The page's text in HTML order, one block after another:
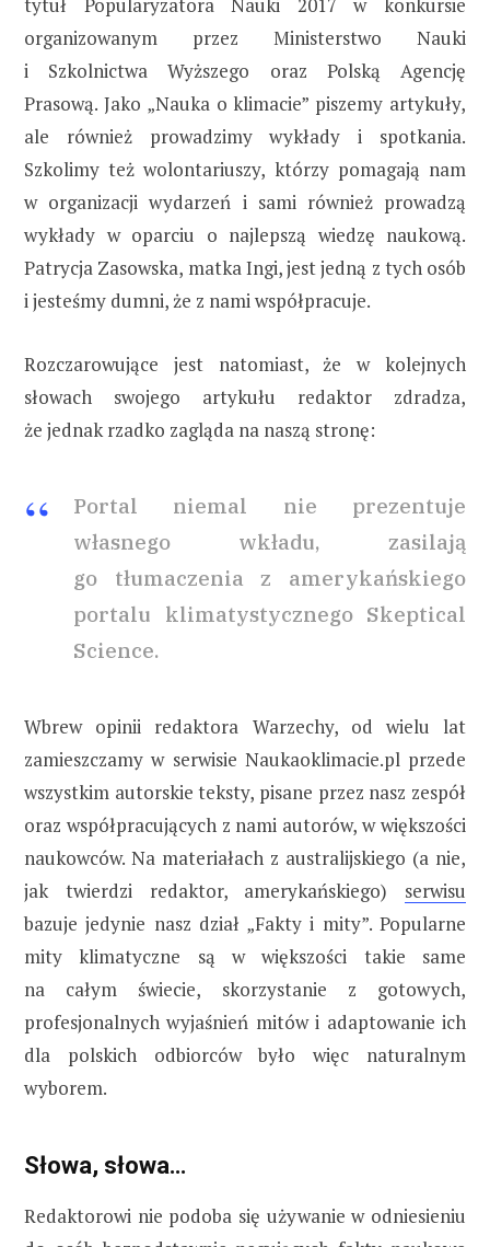
organizowanym przez Ministerstwo Nauki
i Szkolnictwa Wyższego oraz Polską Agencję
Prasową. Jako „Nauka o klimacie” piszemy artykuły,
ale również prowadzimy wykłady i spotkania.
Szkolimy też wolontariuszy, którzy pomagają nam
w organizacji wydarzeń i sami również prowadzą
wykłady w oparciu o najlepszą wiedzę naukową.
Patrycja Zasowska, matka Ingi, jest jedną z tych osób
i jesteśmy dumni, że z nami współpracuje.
Rozczarowujące jest natomiast, że w kolejnych
słowach swojego artykułu redaktor zdradza,
że jednak rzadko zagląda na naszą stronę:
Portal niemal nie prezentuje
własnego wkładu, zasilają
go tłumaczenia z amerykańskiego
portalu klimatystycznego Skeptical
Science.
Wbrew opinii redaktora Warzechy, od wielu lat
zamieszczamy w serwisie Naukaoklimacie.pl przede
wszystkim autorskie teksty, pisane przez nasz zespół
oraz współpracujących z nami autorów, w większości
naukowców. Na materiałach z australijskiego (a nie,
jak twierdzi redaktor, amerykańskiego) serwisu
bazuje jedynie nasz dział „Fakty i mity”. Popularne
mity klimatyczne są w większości takie same
na całym świecie, skorzystanie z gotowych,
profesjonalnych wyjaśnień mitów i adaptowanie ich
dla polskich odbiorców było więc naturalnym
wyborem.
Słowa, słowa…
Redaktorowi nie podoba się używanie w odniesieniu